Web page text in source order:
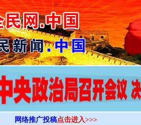
>
网络推广投稿点击进入>>>